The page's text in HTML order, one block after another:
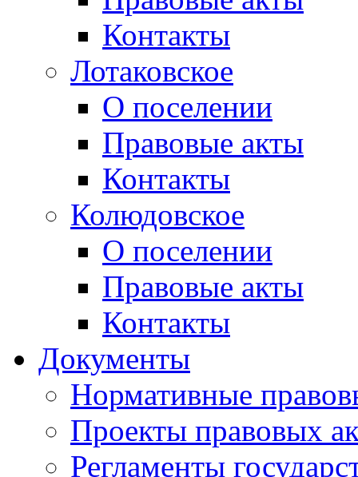
Контакты
Лотаковское
О поселении
Правовые акты
Контакты
Колюдовское
О поселении
Правовые акты
Контакты
Документы
Нормативные
Проекты правовых
Регламенты